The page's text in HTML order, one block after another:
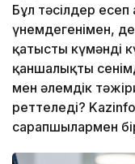
Бұл тәсілдер
үнемдегенімен,
қатысты күмәнді
қаншалықты
мен әлемдік
реттеледі?
сарапшылармен